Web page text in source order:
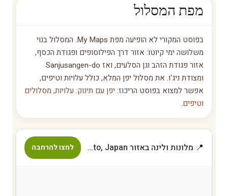
מפת המסלול
בפוסט המקורי לא הופיעה מפת My Maps. המסלול בנוי
משלושה ימי קיוטו: אזור דרך הפילוסופים ופגודת הכסף,
אזור פגודת הזהב וגן הסלעים, ואז Sanjusangen-do
ומצודת ניג'ו. את מסלול יפן המלא, כולל עלויות וטיפים,
אפשר למצוא בפוסט הריכוז: יפן עם תינוק: עלויות, מסלולים
וטיפים.
📍 מלונות ולינה באזור Kyoto, Japan לחצו להרחבה